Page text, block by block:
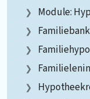
Module:
Familiebank